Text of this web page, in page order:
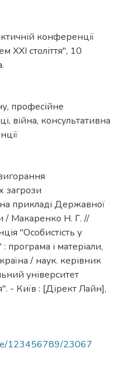
конференції
ХХІ століття", 10
, професійне
, війна, консультативна
загрози
прикладі Державної
/ Макаренко Н. Г. //
"Особистість у
: програма і матеріали,
/ наук. керівник
університет
- Київ : [Дірект Лайн],
123456789/23067